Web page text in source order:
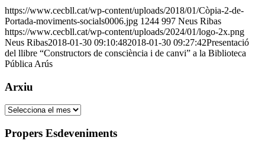
https://www.cecbll.cat/wp-content/uploads/2018/01/Còpia-2-de-
Portada-moviments-socials0006.jpg 1244 997 Neus Ribas
https://www.cecbll.cat/wp-content/uploads/2024/01/logo-2x.png
Neus Ribas2018-01-30 09:10:482018-01-30 09:27:42Presentació
del llibre “Constructors de consciència i de canvi” a la Biblioteca
Pública Arús
Arxiu
Arxiu
Propers Esdeveniments